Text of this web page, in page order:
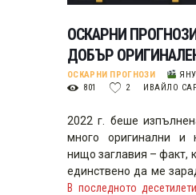
ЗА НАС
ОСКАРНИ
ДОБЪР
ОСКАРНИ ПРОГНОЗИ
801
2 ИВАЙЛО
2022 г. беше
много оригинални и
нищо заглавия – факт,
единствено да ме
В последното